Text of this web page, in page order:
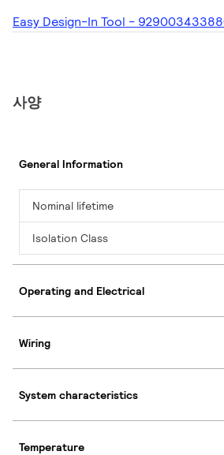
Easy Design-In Tool -
사양
General Information
Nominal lifetime
Isolation Class
Operating and Electrical
Wiring
System characteristics
Temperature